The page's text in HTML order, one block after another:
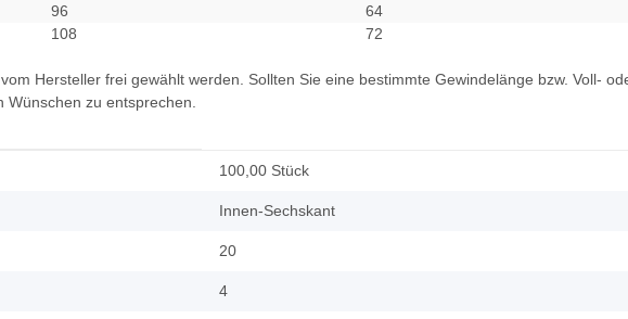
96 64
108 72
Hersteller frei gewählt werden. Sollten Sie eine bestimmte Gewindelänge bzw. Voll-
Wünschen zu entsprechen.
100,00 Stück
Innen-Sechskant
20
4